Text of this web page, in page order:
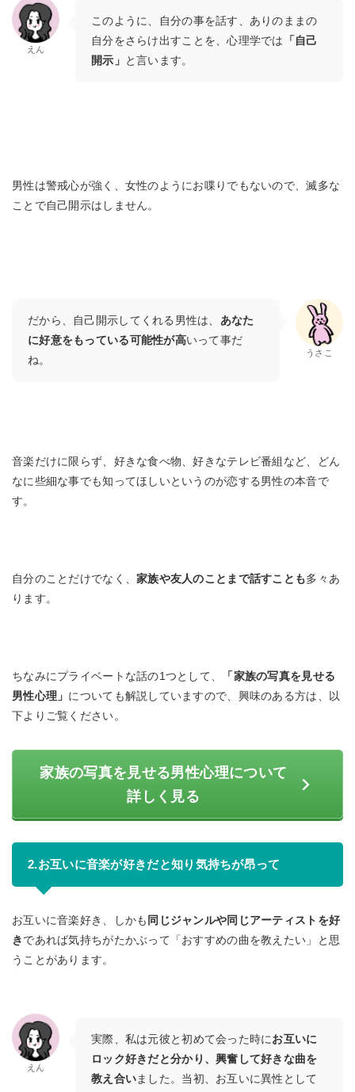
えん
このように、自分の事を話す、ありのままの
自分をさらけ出すことを、心理学では
「自己
開示」 と言います。
男性は警戒心が強く、女性のようにお喋りでもないので、滅多な
ことで自己開示はしません。
だから、自己開示してくれる男性は、 あなた
に好意をもっている可能性が高いって事だ
ね。
うさこ
音楽だけに限らず、好きな食べ物、好きなテレビ番組など、どん
なに些細な事でも知ってほしいというのが恋する男性の本音で
す。
自分のことだけでなく、家族や友人のことまで話すことも多々あ
ります。
ちなみにプライベートな話の1つとして、
「家族の写真を見せる
男性心理」 についても解説していますので、興味のある方は、以
下よりご覧ください。
家族の写真を見せる男性心理について
詳しく見る
2.お互いに音楽が好きだと知り気持ちが昂って
お互いに音楽好き、しかも 同じジャンルや同じアーティストを好
きであれば気持ちがたかぶって「おすすめの曲を教えたい」と思
うことがあります。
えん
実際、私は元彼と初めて会った時にお互いに
ロック好きだと分かり、興奮して好きな曲を
教え合いました。当初、お互いに異性として